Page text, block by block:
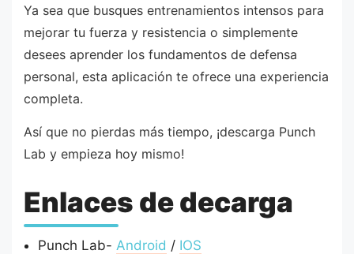
Ya sea que busques entrenamientos intensos para
mejorar tu fuerza y resistencia o simplemente
desees aprender los fundamentos de defensa
personal, esta aplicación te ofrece una experiencia
completa.
Así que no pierdas más tiempo, ¡descarga Punch
Lab y empieza hoy mismo!
Enlaces de decarga
Punch Lab- Android / IOS